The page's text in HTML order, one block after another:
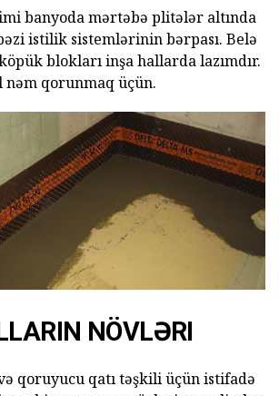
banyoda mərtəbə plitələr altında
istilik sistemlərinin bərpası. Belə
blokları inşa hallarda lazımdır.
qorunmaq üçün.
NÖVLƏRI
qoruyucu qatı təşkili üçün istifadə